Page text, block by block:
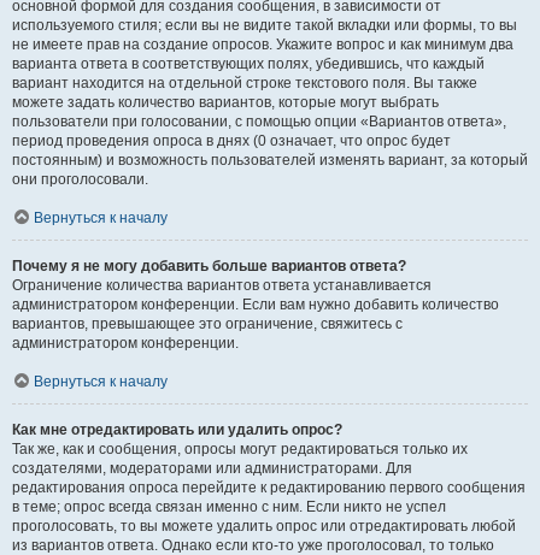
основной формой для создания сообщения, в зависимости от
используемого стиля; если вы не видите такой вкладки или формы, то вы
не имеете прав на создание опросов. Укажите вопрос и как минимум два
варианта ответа в соответствующих полях, убедившись, что каждый
вариант находится на отдельной строке текстового поля. Вы также
можете задать количество вариантов, которые могут выбрать
пользователи при голосовании, с помощью опции «Вариантов ответа»,
период проведения опроса в днях (0 означает, что опрос будет
постоянным) и возможность пользователей изменять вариант, за который
они проголосовали.
Вернуться к началу
Почему я не могу добавить больше вариантов ответа?
Ограничение количества вариантов ответа устанавливается
администратором конференции. Если вам нужно добавить количество
вариантов, превышающее это ограничение, свяжитесь с
администратором конференции.
Вернуться к началу
Как мне отредактировать или удалить опрос?
Так же, как и сообщения, опросы могут редактироваться только их
создателями, модераторами или администраторами. Для
редактирования опроса перейдите к редактированию первого сообщения
в теме; опрос всегда связан именно с ним. Если никто не успел
проголосовать, то вы можете удалить опрос или отредактировать любой
из вариантов ответа. Однако если кто-то уже проголосовал, то только